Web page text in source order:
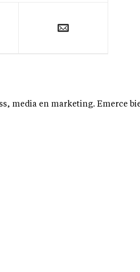
media en marketing. Emerce